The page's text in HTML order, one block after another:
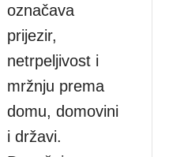
označava
prijezir,
netrpeljivost i
mržnju prema
domu, domovini
i državi.